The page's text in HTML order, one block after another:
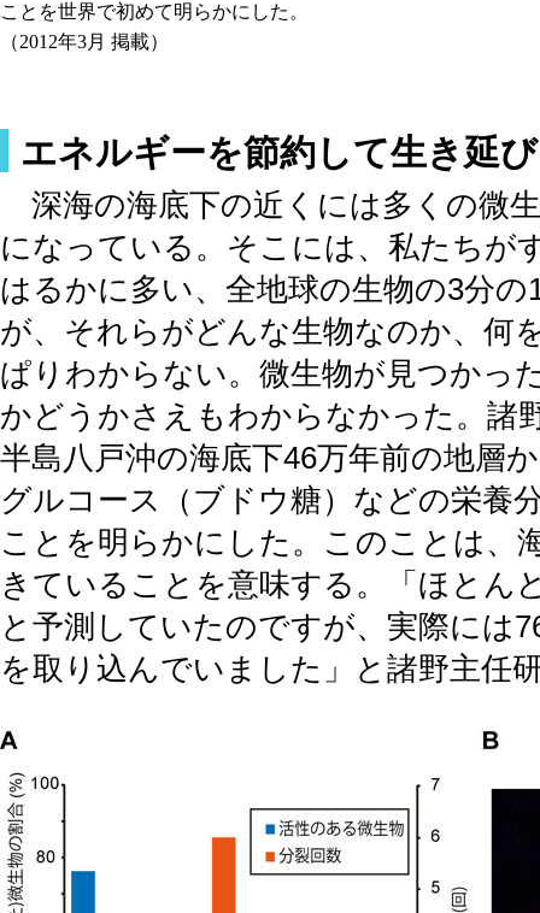
ことを世界で初めて明らかにした。
（2012年3月 掲載）
エネルギーを節約して生き延
深海の海底下の近くには多くの微
になっている。そこには、私たちが
はるかに多い、全地球の生物の3分
が、それらがどんな生物なのか、何
ぱりわからない。微生物が見つかっ
かどうかさえもわからなかった。諸
半島八戸沖の海底下46万年前の地層
グルコース（ブドウ糖）などの栄養
ことを明らかにした。このことは、
きていることを意味する。「ほとん
と予測していたのですが、実際には
を取り込んでいました」と諸野主任